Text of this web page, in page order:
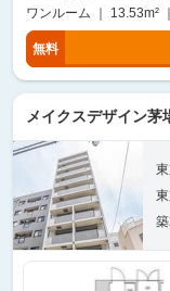
ワンルーム ｜ 13.53m²
無料
メイクスデザイン茅